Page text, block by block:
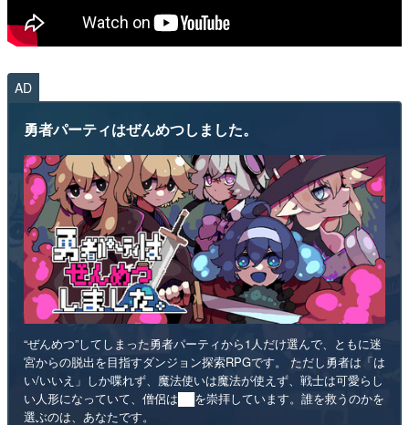
AD
勇者パーティはぜんめつしました。
“ぜんめつ”してしまった勇者パーティから1人だけ選んで、ともに迷
宮からの脱出を目指すダンジョン探索RPGです。 ただし勇者は「は
い/いいえ」しか喋れず、魔法使いは魔法が使えず、戦士は可愛らし
い人形になっていて、僧侶は██を崇拝しています。誰を救うのかを
選ぶのは、あなたです。